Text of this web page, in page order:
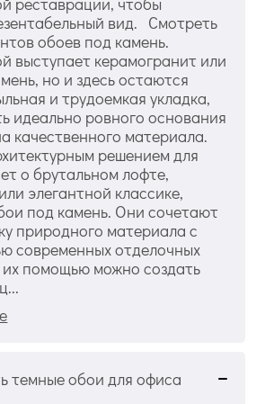
вид. Смотреть
обоев под камень.
выступает керамогранит или
но и здесь остаются
и трудоемкая укладка,
идеально ровного основания
качественного материала.
решением для
о брутальном лофте,
элегантной классике,
под камень. Они сочетают
природного материала с
современных отделочных
их помощью можно создать
темные обои для офиса